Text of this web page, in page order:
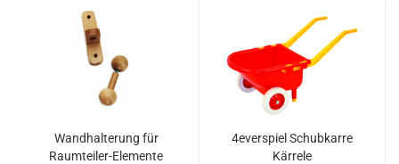
Wandhalterung für
Raumteiler-Elemente
4everspiel Schubkarre
Kärrele